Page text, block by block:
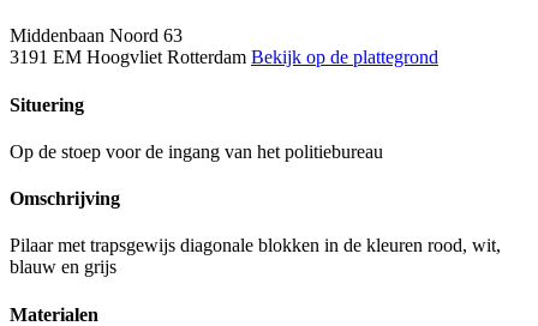
Middenbaan Noord 63
3191 EM Hoogvliet Rotterdam Bekijk op de plattegrond
Situering
Op de stoep voor de ingang van het politiebureau
Omschrijving
Pilaar met trapsgewijs diagonale blokken in de kleuren rood, wit,
blauw en grijs
Materialen